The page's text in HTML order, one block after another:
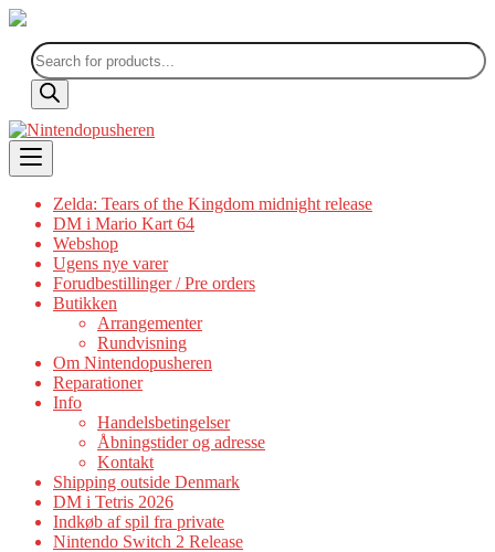
Products
search
Skip
to
content
Zelda: Tears of the Kingdom midnight release
DM i Mario Kart 64
Webshop
Ugens nye varer
Forudbestillinger / Pre orders
Butikken
Arrangementer
Rundvisning
Om Nintendopusheren
Reparationer
Info
Handelsbetingelser
Åbningstider og adresse
Kontakt
Shipping outside Denmark
DM i Tetris 2026
Indkøb af spil fra private
Nintendo Switch 2 Release